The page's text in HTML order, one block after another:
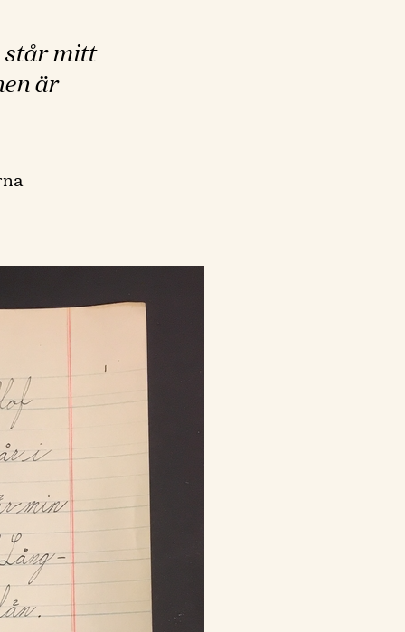
står mitt
är